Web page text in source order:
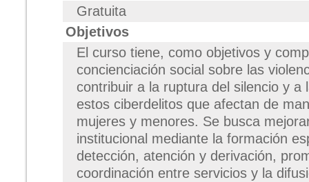
Gratuita
Objetivos
El curso tiene, como objetivos y
concienciación social sobre las
contribuir a la ruptura del silencio y a
estos ciberdelitos que afectan de
mujeres y menores. Se busca
institucional mediante la formación
detección, atención y derivación,
coordinación entre servicios y la